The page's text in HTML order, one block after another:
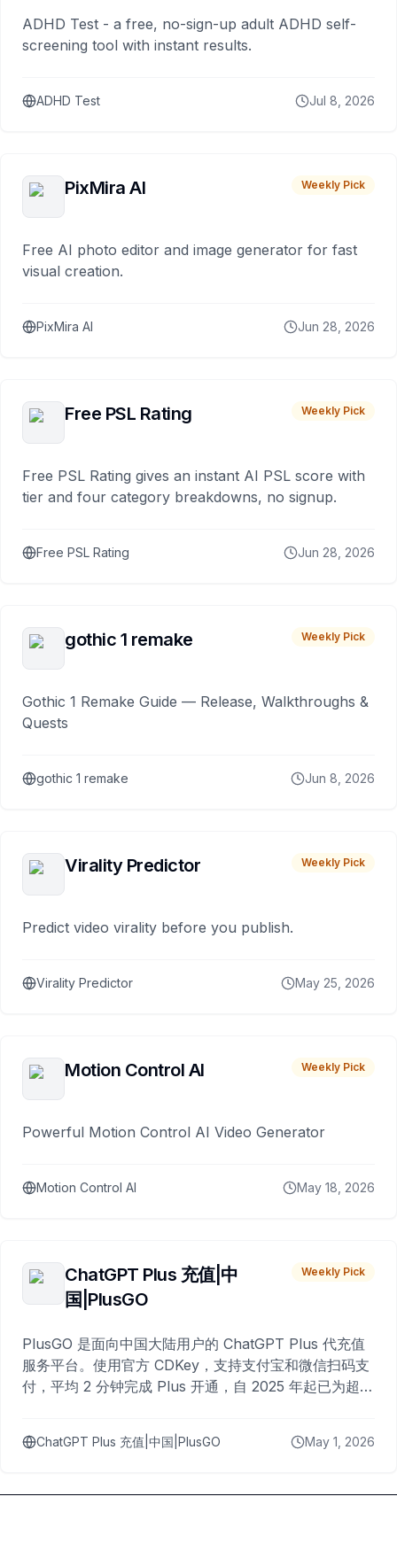
ADHD Test - a free, no-sign-up adult ADHD self-
screening tool with instant results.
ADHD Test Jul 8, 2026
PixMira AI Weekly Pick
Free AI photo editor and image generator for fast
visual creation.
PixMira AI Jun 28, 2026
Free PSL Rating Weekly Pick
Free PSL Rating gives an instant AI PSL score with
tier and four category breakdowns, no signup.
Free PSL Rating Jun 28, 2026
gothic 1 remake Weekly Pick
Gothic 1 Remake Guide — Release, Walkthroughs &
Quests
gothic 1 remake Jun 8, 2026
Virality Predictor Weekly Pick
Predict video virality before you publish.
Virality Predictor May 25, 2026
Motion Control AI Weekly Pick
Powerful Motion Control AI Video Generator
Motion Control AI May 18, 2026
ChatGPT Plus 充值|中
国|PlusGO
Weekly Pick
PlusGO 是面向中国大陆用户的 ChatGPT Plus 代充值
服务平台。使用官方 CDKey，支持支付宝和微信扫码支
付，平均 2 分钟完成 Plus 开通，自 2025 年起已为超过
ChatGPT Plus 充值|中国|PlusGO May 1, 2026